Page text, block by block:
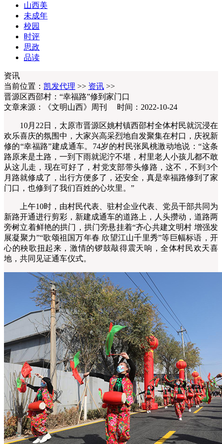
山西美
未成年
校园
时评
思政
品读
资讯
当前位置： 凯发代理 >> 资讯 >>
晋源区西邵村：“幸福路”修到家门口
文章来源：《文明山西》周刊 时间：2022-10-24
10月22日，太原市晋源区姚村镇西邵村全体村民就沉浸在
欢乐喜庆的氛围中，大家兴高采烈地自发聚集在村口，庆祝新
修的“幸福路”建成通车。74岁的村民张凤桃激动地说：“这条
路原来是土路，一到下雨就泥泞不堪，村里老人小孩儿都不敢
从这儿走，现在可好了，村党支部带头修路，这不，不到3个
月路就修成了，出行方便多了，还安全，真是幸福路修到了家
门口，也修到了我们百姓的心坎里。”
上午10时，由村民代表、驻村企业代表、党员干部共同为
新路开通进行剪彩，新建成通车的道路上，人头攒动，道路两
旁树立着鲜艳的拱门，拱门旁悬挂着“齐心共建文明村 增强发
展凝聚力”“歌颂祖国万年春 欣望江山千里秀”等巨幅标语，开
心的秧歌扭起来，激情的锣鼓敲得震天响，全体村民欢天喜
地，共同见证通车仪式。